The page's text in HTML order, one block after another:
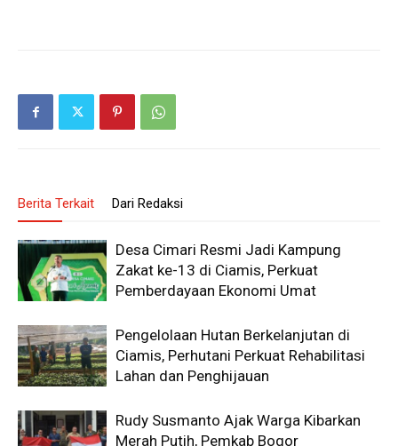
Berita Terkait Dari Redaksi
Desa Cimari Resmi Jadi Kampung
Zakat ke-13 di Ciamis, Perkuat
Pemberdayaan Ekonomi Umat
Pengelolaan Hutan Berkelanjutan di
Ciamis, Perhutani Perkuat Rehabilitasi
Lahan dan Penghijauan
Rudy Susmanto Ajak Warga Kibarkan
Merah Putih, Pemkab Bogor